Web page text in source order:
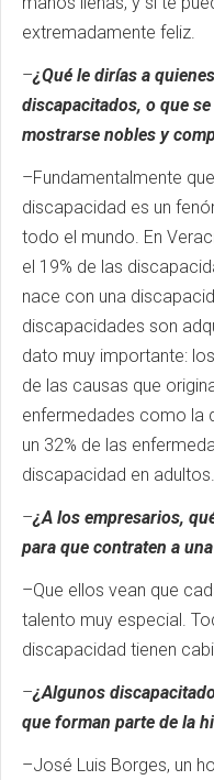
extremadamente feliz.
–¿Qué le dirías a
discapacitados, o que
mostrarse nobles y
–Fundamentalmente
discapacidad es un
todo el mundo. En
el 19% de las
nace con una
discapacidades son
dato muy importante:
de las causas que
enfermedades como la
un 32% de las
discapacidad en adultos.
–¿A los empresarios,
para que contraten a
–Que ellos vean que
talento muy especial.
discapacidad tienen
–¿Algunos
que forman parte de la
–José Luis Borges, un